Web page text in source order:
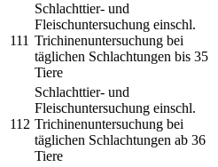
111
Schlachttier- und
Fleischuntersuchung einschl.
Trichinenuntersuchung bei
täglichen Schlachtungen bis 35
Tiere
112
Schlachttier- und
Fleischuntersuchung einschl.
Trichinenuntersuchung bei
täglichen Schlachtungen ab 36
Tiere